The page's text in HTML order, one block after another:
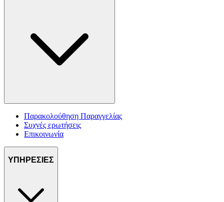
Παρακολούθηση Παραγγελίας
Συχνές ερωτήσεις
Επικοινωνία
ΥΠΗΡΕΣΙΕΣ